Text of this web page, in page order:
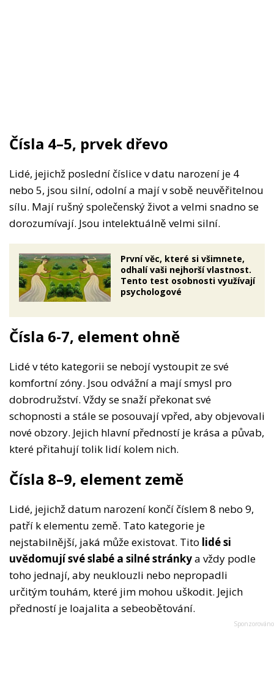
Čísla 4–5, prvek dřevo
Lidé, jejichž poslední číslice v datu narození je 4
nebo 5, jsou silní, odolní a mají v sobě neuvěřitelnou
sílu. Mají rušný společenský život a velmi snadno se
dorozumívají. Jsou intelektuálně velmi silní.
První věc, které si všimnete,
odhalí vaši nejhorší vlastnost.
Tento test osobnosti využívají
psychologové
Čísla 6-7, element ohně
Lidé v této kategorii se nebojí vystoupit ze své
komfortní zóny. Jsou odvážní a mají smysl pro
dobrodružství. Vždy se snaží překonat své
schopnosti a stále se posouvají vpřed, aby objevovali
nové obzory. Jejich hlavní předností je krása a půvab,
které přitahují tolik lidí kolem nich.
Čísla 8–9, element země
Lidé, jejichž datum narození končí číslem 8 nebo 9,
patří k elementu země. Tato kategorie je
nejstabilnější, jaká může existovat. Tito lidé si
uvědomují své slabé a silné stránkya vždy podle
toho jednají, aby neuklouzli nebo nepropadli
určitým touhám, které jim mohou uškodit. Jejich
předností je loajalita a sebeobětování.